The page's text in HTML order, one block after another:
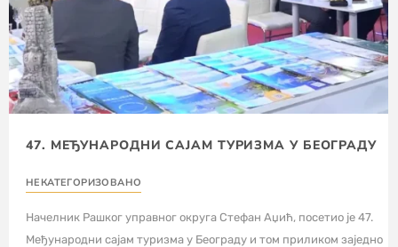
47. МЕЂУНАРОДНИ САЈАМ ТУРИЗМА У БЕОГРАДУ
НЕКАТЕГОРИЗОВАНО
Начелник Рашког управног округа Стефан Аџић, посетио је 47.
Међународни сајам туризма у Београду и том приликом заједно